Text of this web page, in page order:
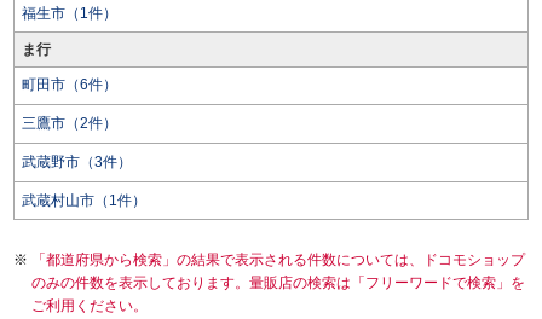
福生市（1件）
ま行
町田市（6件）
三鷹市（2件）
武蔵野市（3件）
武蔵村山市（1件）
「都道府県から検索」の結果で表示される件数については、ドコモショップ
のみの件数を表示しております。量販店の検索は「フリーワードで検索」を
ご利用ください。